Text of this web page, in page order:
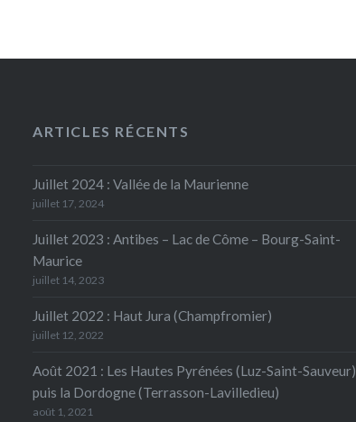
ARTICLES RÉCENTS
Juillet 2024 : Vallée de la Maurienne
juillet 17, 2024
Juillet 2023 : Antibes – Lac de Côme – Bourg-Saint-
Maurice
juillet 14, 2023
Juillet 2022 : Haut Jura (Champfromier)
juillet 12, 2022
Août 2021 : Les Hautes Pyrénées (Luz-Saint-Sauveur)
puis la Dordogne (Terrasson-Lavilledieu)
août 1, 2021